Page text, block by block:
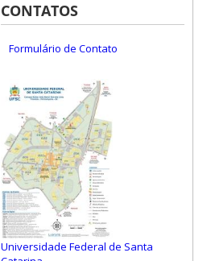
CONTATOS
Formulário de Contato
Universidade Federal de Santa